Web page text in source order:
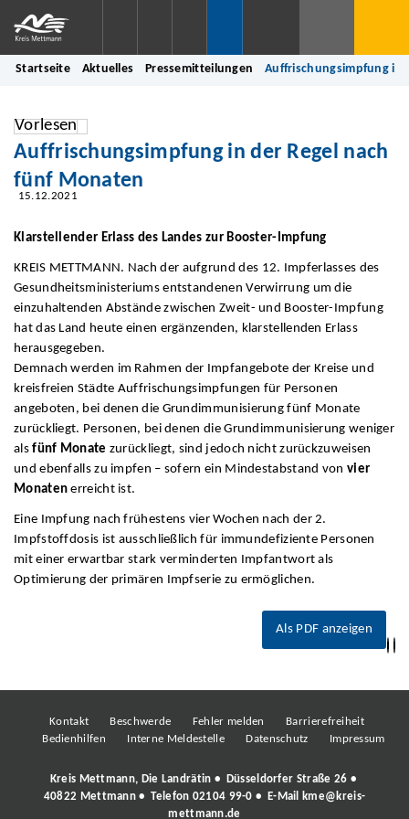
Startseite Aktuelles Pressemitteilungen Auffrischungsimpfung in
Vorlesen
Auffrischungsimpfung in der Regel nach
fünf Monaten
15.12.2021
Klarstellender Erlass des Landes zur Booster-Impfung
KREIS METTMANN. Nach der aufgrund des 12. Impferlasses des
Gesundheitsministeriums entstandenen Verwirrung um die
einzuhaltenden Abstände zwischen Zweit- und Booster-Impfung
hat das Land heute einen ergänzenden, klarstellenden Erlass
herausgegeben.
Demnach werden im Rahmen der Impfangebote der Kreise und
kreisfreien Städte Auffrischungsimpfungen für Personen
angeboten, bei denen die Grundimmunisierung fünf Monate
zurückliegt. Personen, bei denen die Grundimmunisierung weniger
alsfünf Monate zurückliegt, sind jedoch nicht zurückzuweisen
und ebenfalls zu impfen – sofern ein Mindestabstand von vier
Monaten erreicht ist.
Eine Impfung nach frühestens vier Wochen nach der 2.
Impfstoffdosis ist ausschließlich für immundefiziente Personen
mit einer erwartbar stark verminderten Impfantwort als
Optimierung der primären Impfserie zu ermöglichen.
Als PDF anzeigen
Kontakt Beschwerde Fehler melden
Barrierefreiheit
Bedienhilfen
Interne Meldestelle Datenschutz Impressum
Kreis Mettmann, Die Landrätin • Düsseldorfer Straße 26 •
40822 Mettmann • Telefon 02104 99-0 • E-Mail
kme@kreis-
mettmann.de